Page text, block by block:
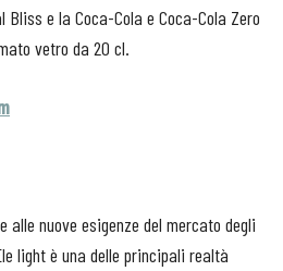
e la Coca-Cola e Coca-Cola Zero
vetro da 20 cl.
alle nuove esigenze del mercato degli
light è una delle principali realtà